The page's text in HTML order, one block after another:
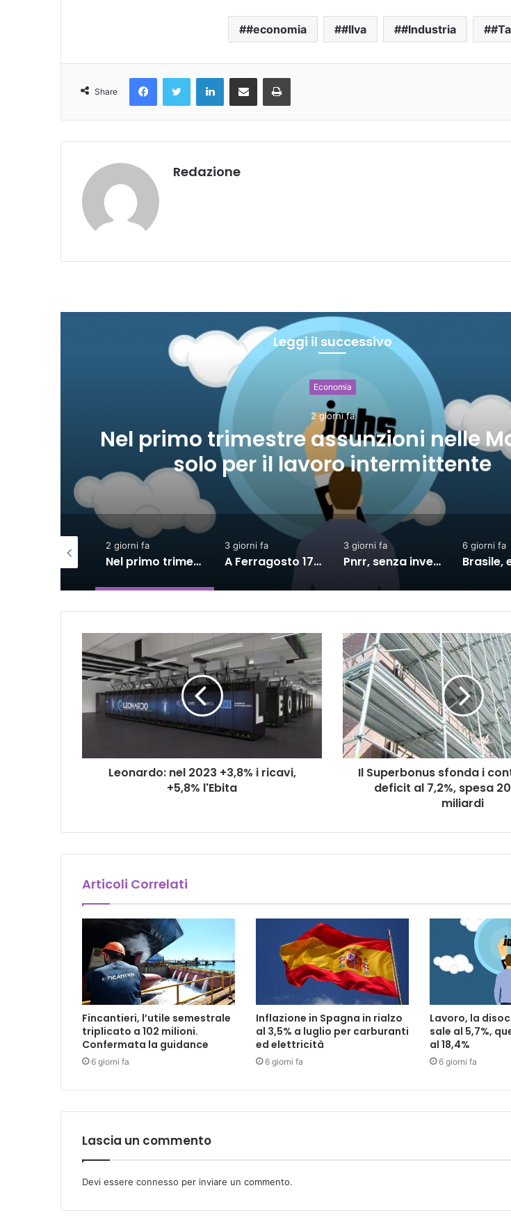
#economia #Ilva #Industria
Share
Redazione
Leggi il successivo
trimestre assunzioni nelle Marche
solo per il lavoro intermittente
2 giorni fa
Nel primo trimestre assunzioni nelle Marche solo per il lavoro intermittente
3 giorni fa
A Ferragosto 17,5 milioni di turisti, spesa diretta superiore a 9 miliardi
3 giorni fa
Pnrr, senza investimenti al Sud nel 2027 la crescita si dimezzerà
6 giorni fa
Leonardo: nel 2023 +3,8% i ricavi,
+5,8% l'Ebita
Il Superbonus sfonda i
deficit al 7,2%, spesa
miliardi
Articoli Correlati
Fincantieri, l’utile semestrale
triplicato a 102 milioni.
Confermata la guidance
6 giorni fa
Inflazione in Spagna in rialzo
al 3,5% a luglio per carburanti
ed elettricità
6 giorni fa
Lavoro, la
sale al 5,7%,
al 18,4%
6 giorni fa
Lascia un commento
Devi essere connesso per inviare un commento.